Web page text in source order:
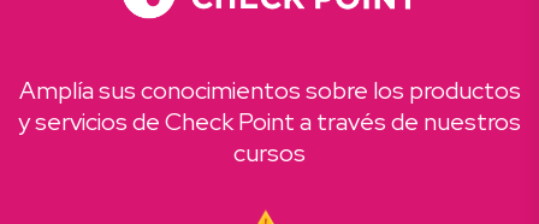
Amplía sus conocimientos sobre los productos
y servicios de Check Point a través de nuestros
cursos